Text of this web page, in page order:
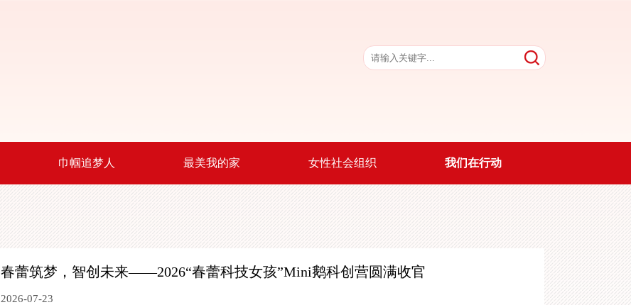
巾帼追梦人 最美我的家 女性社会组织 我们在行动
春蕾筑梦，智创未来——2026“春蕾科技女孩”Mini鹅科创营圆满收官
2026-07-23